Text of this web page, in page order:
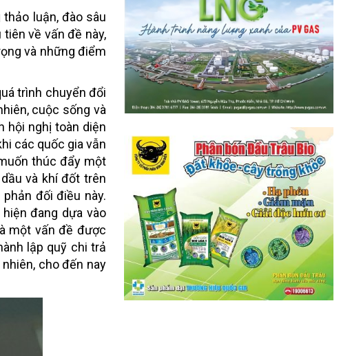
luận, đào sâu
về vấn đề này,
và những điểm
trình chuyển đổi
cuộc sống và
hội nghị toàn diện
các quốc gia vẫn
thúc đẩy một
và khí đốt trên
đối điều này.
đang dựa vào
một vấn đề được
lập quỹ chi trả
cho đến nay